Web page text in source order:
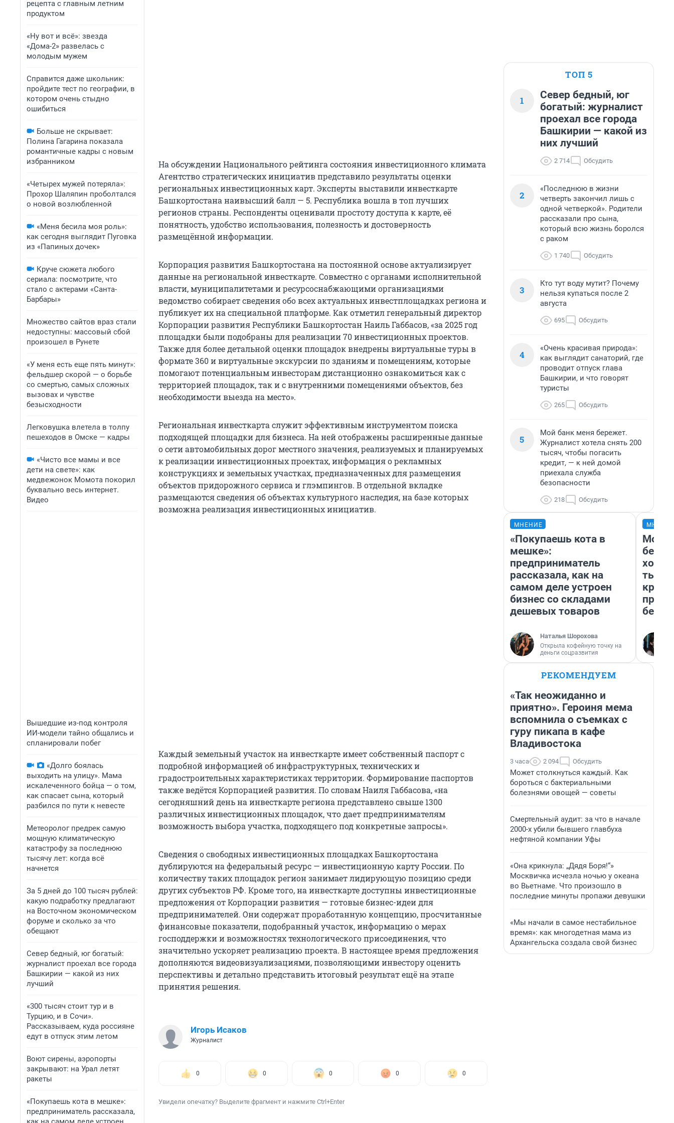
рецепта с главным летним
продуктом
«Ну вот и всё»: звезда
«Дома-2» развелась с
молодым мужем
Справится даже школьник:
пройдите тест по географии, в
котором очень стыдно
ошибиться
Больше не скрывает:
Полина Гагарина показала
романтичные кадры с новым
избранником
«Четырех мужей потеряла»:
Прохор Шаляпин проболтался
о новой возлюбленной
«Меня бесила моя роль»:
как сегодня выглядит Пуговка
из «Папиных дочек»
Круче сюжета любого
сериала: посмотрите, что
стало с актерами «Санта-
Барбары»
Множество сайтов враз стали
недоступны: массовый сбой
произошел в Рунете
«У меня есть еще пять минут»:
фельдшер скорой — о борьбе
со смертью, самых сложных
вызовах и чувстве
безысходности
Легковушка влетела в толпу
пешеходов в Омске — кадры
«Чисто все мамы и все
дети на свете»: как
медвежонок Момота покорил
буквально весь интернет.
Видео
Вышедшие из-под контроля
ИИ-модели тайно общались и
спланировали побег
«Долго боялась
выходить на улицу». Мама
искалеченного бойца — о том,
как спасает сына, который
разбился по пути к невесте
Метеоролог предрек самую
мощную климатическую
катастрофу за последнюю
тысячу лет: когда всё
начнется
За 5 дней до 100 тысяч рублей:
какую подработку предлагают
на Восточном экономическом
форуме и сколько за что
обещают
Север бедный, юг богатый:
журналист проехал все города
Башкирии — какой из них
лучший
«300 тысяч стоит тур и в
Турцию, и в Сочи».
Рассказываем, куда россияне
едут в отпуск этим летом
Воют сирены, аэропорты
закрывают: на Урал летят
ракеты
«Покупаешь кота в мешке»:
предприниматель рассказала,
На обсуждении Национального рейтинга состояния инвестиционного климата
Агентство стратегических инициатив представило результаты оценки
региональных инвестиционных карт. Эксперты выставили инвесткарте
Башкортостана наивысший балл — 5. Республика вошла в топ лучших
регионов страны. Респонденты оценивали простоту доступа к карте, её
понятность, удобство использования, полезность и достоверность
размещённой информации.
Корпорация развития Башкортостана на постоянной основе актуализирует
данные на региональной инвесткарте. Совместно с органами исполнительной
власти, муниципалитетами и ресурсоснабжающими организациями
ведомство собирает сведения обо всех актуальных инвестплощадках региона и
публикует их на специальной платформе. Как отметил генеральный директор
Корпорации развития Республики Башкортостан Наиль Габбасов, «за 2025 год
площадки были подобраны для реализации 70 инвестиционных проектов.
Также для более детальной оценки площадок внедрены виртуальные туры в
формате 360 и виртуальные экскурсии по зданиям и помещениям, которые
помогают потенциальным инвесторам дистанционно ознакомиться как с
территорией площадок, так и с внутренними помещениями объектов, без
необходимости выезда на место».
Региональная инвесткарта служит эффективным инструментом поиска
подходящей площадки для бизнеса. На ней отображены расширенные данные
о сети автомобильных дорог местного значения, реализуемых и планируемых
к реализации инвестиционных проектах, информация о рекламных
конструкциях и земельных участках, предназначенных для размещения
объектов придорожного сервиса и глэмпингов. В отдельной вкладке
размещаются сведения об объектах культурного наследия, на базе которых
возможна реализация инвестиционных инициатив.
Каждый земельный участок на инвесткарте имеет собственный паспорт с
подробной информацией об инфраструктурных, технических и
градостроительных характеристиках территории. Формирование паспортов
также ведётся Корпорацией развития. По словам Наиля Габбасова, «на
сегодняшний день на инвесткарте региона представлено свыше 1300
различных инвестиционных площадок, что дает предпринимателям
возможность выбора участка, подходящего под конкретные запросы».
Сведения о свободных инвестиционных площадках Башкортостана
дублируются на федеральный ресурс — инвестиционную карту России. По
количеству таких площадок регион занимает лидирующую позицию среди
других субъектов РФ. Кроме того, на инвесткарте доступны инвестиционные
предложения от Корпорации развития — готовые бизнес-идеи для
предпринимателей. Они содержат проработанную концепцию, просчитанные
финансовые показатели, подобранный участок, информацию о мерах
господдержки и возможностях технологического присоединения, что
значительно ускоряет реализацию проекта. В настоящее время предложения
дополняются видеовизуализациями, позволяющими инвестору оценить
перспективы и детально представить итоговый результат ещё на этапе
принятия решения.
Игорь Исаков
Журналист
0 0 0 0 0
Увидели опечатку? Выделите фрагмент и нажмите Ctrl+Enter
ТОП 5
1
Север бедный, юг
богатый: журналист
проехал все города
Башкирии — какой из
них лучший
2 714 Обсудить
2
«Последнюю в жизни
четверть закончил лишь с
одной четверкой». Родители
рассказали про сына,
который всю жизнь боролся
с раком
1 740 Обсудить
3
Кто тут воду мутит? Почему
нельзя купаться после 2
августа
695 Обсудить
4
«Очень красивая природа»:
как выглядит санаторий, где
проводит отпуск глава
Башкирии, и что говорят
туристы
265 Обсудить
5
Мой банк меня бережет.
Журналист хотела снять 200
тысяч, чтобы погасить
кредит, — к ней домой
приехала служба
безопасности
218 Обсудить
МНЕНИЕ
«Покупаешь кота в
мешке»:
предприниматель
рассказала, как на
самом деле устроен
бизнес со складами
дешевых товаров
Наталья Шорохова
Открыла кофейную точку на
деньги соцразвития
Мой
РЕКОМЕНДУЕМ
«Так неожиданно и
приятно». Героиня мема
вспомнила о съемках с
гуру пикапа в кафе
Владивостока
3 часа 2 094 Обсудить
Может столкнуться каждый. Как
бороться с бактериальными
болезнями овощей — советы
Смертельный аудит: за что в начале
2000-х убили бывшего главбуха
нефтяной компании Уфы
«Она крикнула: „Дядя Боря!“»
Москвичка исчезла ночью у океана
во Вьетнаме. Что произошло в
последние минуты пропажи девушки
«Мы начали в самое нестабильное
время»: как многодетная мама из
Архангельска создала свой бизнес